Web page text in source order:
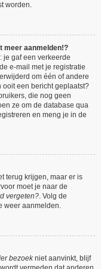
worden.
meer aanmelden!?
je gaf een verkeerde
e-mail met je registratie
om één of andere
ooit een bericht geplaatst?
die nog geen
ze om de database qua
en meng je in de
terug krijgen, maar er is
moet je naar de
vergeten?. Volg de
weer aanmelden.
bezoekniet aanvinkt, blijf